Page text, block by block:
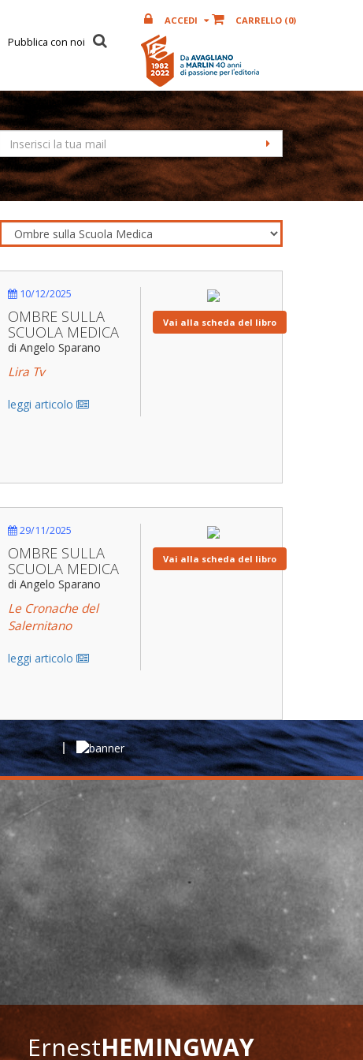
Pubblica con noi
ACCEDI CARRELLO (0)
10/12/2025
OMBRE SULLA
SCUOLA MEDICA
di Angelo Sparano
Lira Tv
leggi articolo
Vai alla scheda del libro
29/11/2025
OMBRE SULLA
SCUOLA MEDICA
di Angelo Sparano
Le Cronache del
Salernitano
leggi articolo
Vai alla scheda del libro
ErnestHEMINGWAY